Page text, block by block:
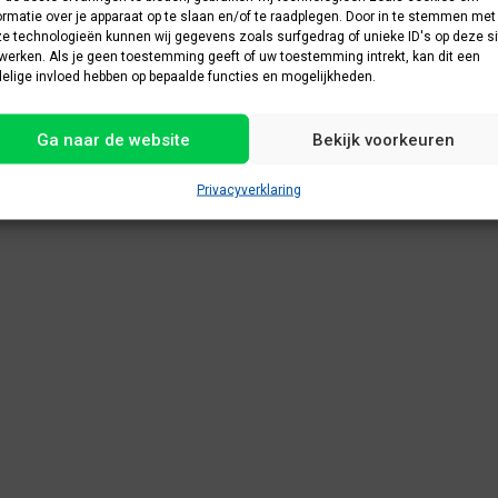
over je apparaat op te slaan en/of te raadplegen. Door in te stemmen met
technologieën kunnen wij gegevens zoals surfgedrag of unieke ID's op deze
Als je geen toestemming geeft of uw toestemming intrekt, kan dit een
invloed hebben op bepaalde functies en mogelijkheden.
Ga naar de website Bekijk voorkeuren
Privacyverklaring